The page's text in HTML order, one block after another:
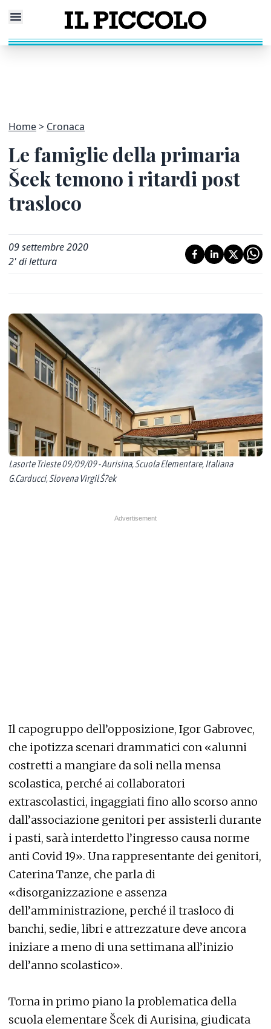
Home Cronaca
Le famiglie della primaria
Šcek temono i ritardi post
trasloco
09 settembre 2020
2' di lettura
Lasorte Trieste 09/09/09 - Aurisina, Scuola Elementare, Italiana
G.Carducci, Slovena Virgil Š?ek
Il capogruppo dell’opposizione, Igor Gabrovec,
che ipotizza scenari drammatici con «alunni
costretti a mangiare da soli nella mensa
scolastica, perché ai collaboratori
extrascolastici, ingaggiati fino allo scorso anno
dall’associazione genitori per assisterli durante
i pasti, sarà interdetto l’ingresso causa norme
anti Covid 19». Una rappresentante dei genitori,
Caterina Tanze, che parla di
«disorganizzazione e assenza
dell’amministrazione, perché il trasloco di
banchi, sedie, libri e attrezzature deve ancora
iniziare a meno di una settimana all’inizio
dell’anno scolastico».
Torna in primo piano la problematica della
scuola elementare Šcek di Aurisina, giudicata